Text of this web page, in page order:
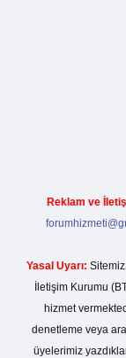
Reklam ve
Yasal Uyarı:
İletişim Kurumu
hizmet
denetleme veya
üyelerimiz